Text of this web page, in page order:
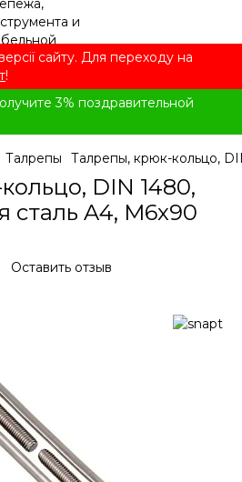
сайту. Для переходу на
!
3% поздравительной
Талрепы Талрепы, крюк-кольцо,
DIN 1480,
A4, M6x90
Оставить отзыв